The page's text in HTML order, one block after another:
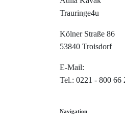
Trauringe4u
Kölner Straße 86
53840 Troisdorf
E-Mail:
Tel.: 0221 - 800 66
Navigation